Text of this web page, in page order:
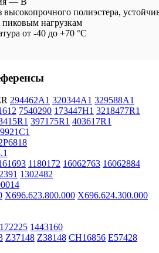
высокопрочного полиэстера,
нагрузкам
от -40 до +70 °C
294462A1 320344A1 329588A1
7540290 173447H1 3218477R1
397175R1 403617R1
1180172 16062763 16062884
1302482
X696.623.800.000 X696.624.300.000
1443160
Z37148 Z38148 CH16856 E57428